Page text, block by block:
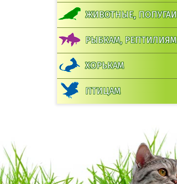
ЖИВОТНЫЕ, ПОПУГАИ
РЫБКАМ, РЕПТИЛИЯМ
ХОРЬКАМ
ПТИЦАМ